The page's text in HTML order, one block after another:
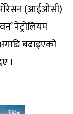
(आईओसी)
पेट्रोलियम
बढाइएको
।